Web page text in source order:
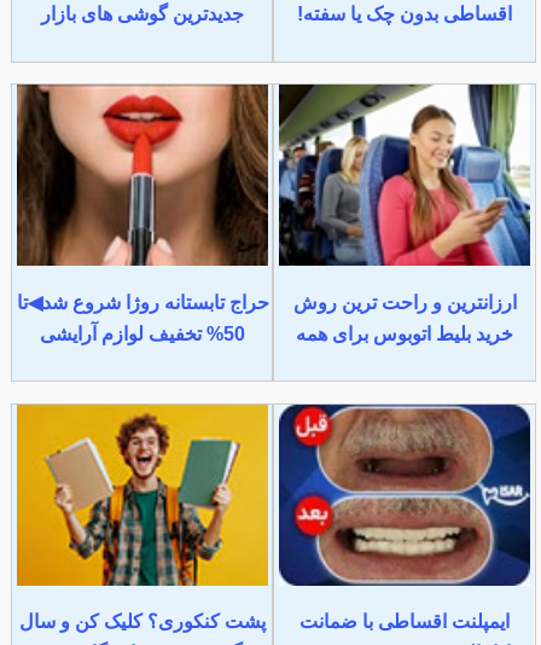
اقساطی بدون چک یا سفته!
جدیدترین گوشی های بازار
ارزانترین و راحت ترین روش
خرید بلیط اتوبوس برای همه
حراج تابستانه روژا شروع شد◀تا
50% تخفیف لوازم آرایشی
ایمپلنت اقساطی با ضمانت
پشت کنکوری؟ کلیک کن و سال